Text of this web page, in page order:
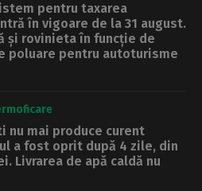
pentru taxarea
în vigoare de la 31 august.
și rovinieta în funcție de
poluare pentru autoturisme
nu mai produce curent
a fost oprit după 4 zile, din
Livrarea de apă caldă nu